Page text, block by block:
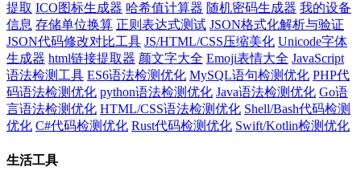
提取 ICO图标生成器 哈希值计算器 随机密码生成器 我的设备
信息 存储单位换算 正则表达式测试 JSON格式化解析与验证
JSON代码修改对比工具 JS/HTML/CSS压缩美化 Unicode字体
生成器 html链接提取器 颜文字大全 Emoji表情大全 JavaScript
语法检测工具 ES6语法检测优化 MySQL语句检测优化 PHP代
码语法检测优化 python语法检测优化 Java语法检测优化 Go语
言语法检测优化 HTML/CSS语法检测优化 Shell/Bash代码检测
优化 C#代码检测优化 Rust代码检测优化 Swift/Kotlin检测优化
生活工具